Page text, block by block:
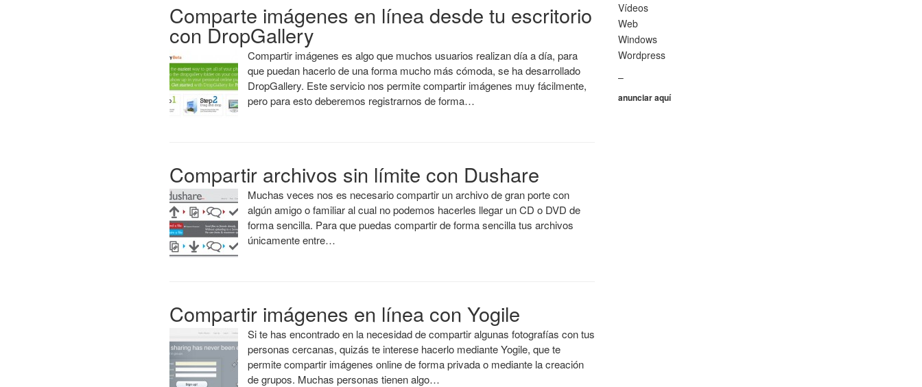
Comparte imágenes en línea desde tu escritorio
con DropGallery
Compartir imágenes es algo que muchos usuarios realizan día a día, para
que puedan hacerlo de una forma mucho más cómoda, se ha desarrollado
DropGallery. Este servicio nos permite compartir imágenes muy fácilmente,
pero para esto deberemos registrarnos de forma…
Compartir archivos sin límite con Dushare
Muchas veces nos es necesario compartir un archivo de gran porte con
algún amigo o familiar al cual no podemos hacerles llegar un CD o DVD de
forma sencilla. Para que puedas compartir de forma sencilla tus archivos
únicamente entre…
Compartir imágenes en línea con Yogile
Si te has encontrado en la necesidad de compartir algunas fotografías con tus
personas cercanas, quizás te interese hacerlo mediante Yogile, que te
permite compartir imágenes online de forma privada o mediante la creación
de grupos. Muchas personas tienen algo…
Vídeos
Web
Windows
Wordpress
–
anunciar aquí